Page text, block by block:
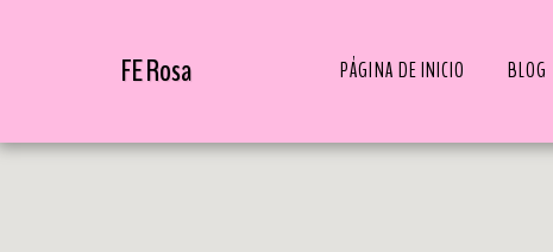
FE Rosa PÁGINA DE INICIO BLOG